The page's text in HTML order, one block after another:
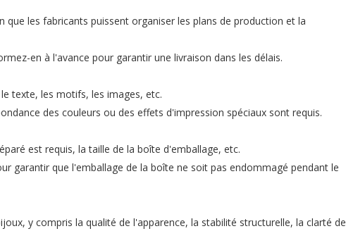
les fabricants puissent organiser les plans de production et la
en à l'avance pour garantir une livraison dans les délais.
texte, les motifs, les images, etc.
des couleurs ou des effets d'impression spéciaux sont requis.
est requis, la taille de la boîte d'emballage, etc.
garantir que l'emballage de la boîte ne soit pas endommagé pendant le
y compris la qualité de l'apparence, la stabilité structurelle, la clarté de